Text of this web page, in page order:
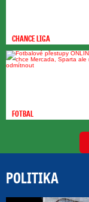
CHANCE LIGA
FOTBAL
POLITIKA